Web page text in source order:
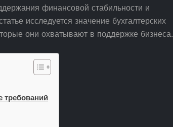
финансовой стабильности и
исследуется значение бухгалтерских
они охватывают в поддержке бизнеса.
требований